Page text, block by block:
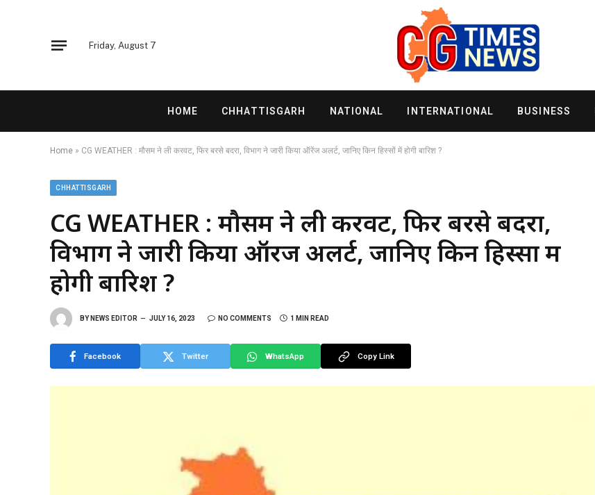
Friday, August 7
HOME CHHATTISGARH NATIONAL INTERNATIONAL BUSINESS
Home » CG WEATHER : मौसम ने ली करवट, फिर बरसे बदरा, विभाग ने जारी किया ऑरेंज अलर्ट, जानिए किन हिस्सों में होगी बारिश ?
CHHATTISGARH
CG WEATHER : मौसम ने ली करवट, फिर बरसे बदरा,
विभाग ने जारी किया ऑरेंज अलर्ट, जानिए किन हिस्सों में
होगी बारिश ?
BY NEWS EDITOR JULY 16, 2023 NO COMMENTS 1 MIN READ
Facebook Twitter WhatsApp Copy Link